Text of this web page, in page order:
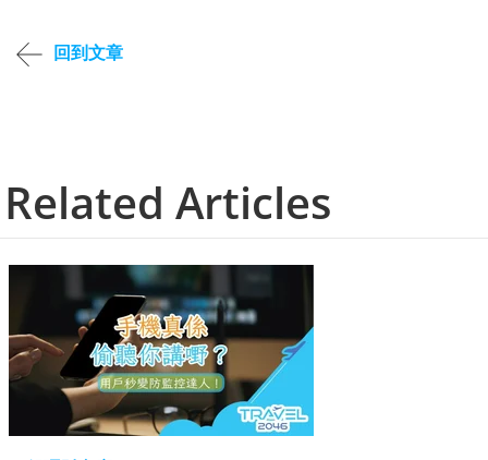
回到文章
Related Articles